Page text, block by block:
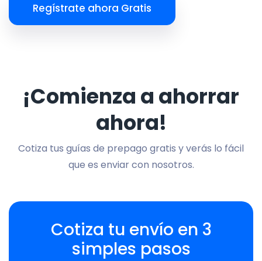
Regístrate ahora Gratis
¡Comienza a ahorrar
ahora!
Cotiza tus guías de prepago gratis y verás lo fácil
que es enviar con nosotros.
Cotiza tu envío en 3
simples pasos